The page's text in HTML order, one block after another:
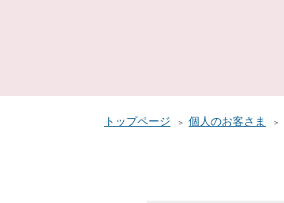
トップページ 個人のお客さま